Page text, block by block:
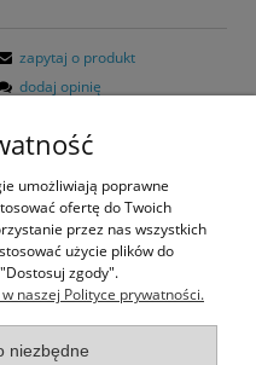
zapytaj o produkt
dodaj opinię
umożliwiają poprawne
ofertę do Twoich
przez nas wszystkich
użycie plików do
zgody".
naszej Polityce prywatności.
niezbędne